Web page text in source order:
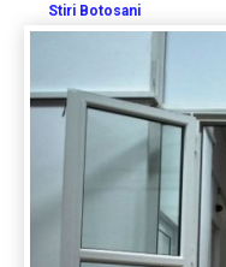
Stiri Botosani